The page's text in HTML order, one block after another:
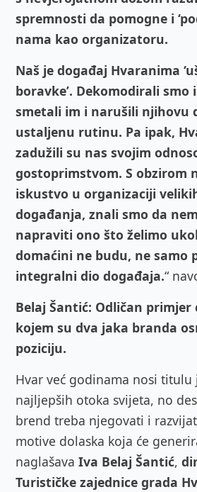
spremnosti da pomogne i
nama kao organizatoru.
Naš je događaj Hvaranima
boravke’. Dekomodirali
smetali im i narušili njihovu
ustaljenu rutinu. Pa ipak,
zadužili su nas svojim
gostoprimstvom. S obzirom
iskustvo u organizaciji
događanja, znali smo da
napraviti ono što želimo
domaćini ne budu, ne samo
integralni dio događaja.“
Belaj Šantić: Odličan
kojem su dva jaka branda
poziciju.
Hvar već godinama nosi
najljepših otoka svijeta, no
brend treba njegovati i
motive dolaska koja će
naglašava Iva Belaj Šantić,
Turističke zajednice grada